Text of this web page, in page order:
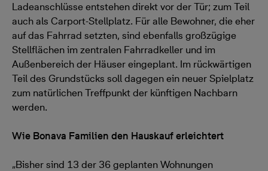
Ladeanschlüsse entstehen direkt vor der Tür; zum Teil
auch als Carport-Stellplatz. Für alle Bewohner, die eher
auf das Fahrrad setzten, sind ebenfalls großzügige
Stellflächen im zentralen Fahrradkeller und im
Außenbereich der Häuser eingeplant. Im rückwärtigen
Teil des Grundstücks soll dagegen ein neuer Spielplatz
zum natürlichen Treffpunkt der künftigen Nachbarn
werden.
Wie Bonava Familien den Hauskauf erleichtert
„Bisher sind 13 der 36 geplanten Wohnungen